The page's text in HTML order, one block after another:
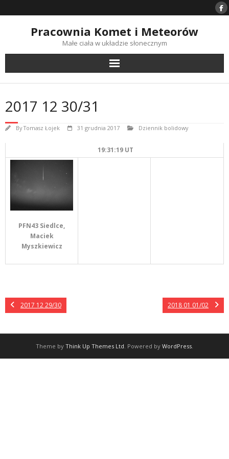
to
Pracownia Komet i Meteorów
Małe ciała w układzie słonecznym
2017 12 30/31
ByTomasz Łojek 31 grudnia 2017 Dziennik bolidowy
19:31:19 UT
PFN43 Siedlce,
Maciek
Myszkiewicz
2017 12 29/30 2018 01 01/02
Theme by Think Up Themes Ltd. Powered by WordPress.